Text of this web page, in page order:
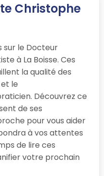
Christophe
sur le Docteur
à La Boisse. Ces
la qualité des
le
Découvrez ce
de ses
pour vous aider
à vos attentes
de lire ces
votre prochain